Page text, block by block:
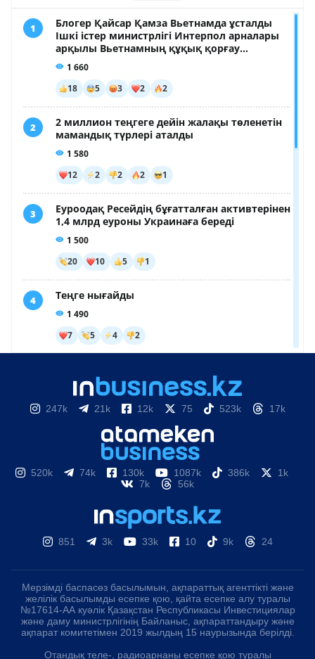
247k 21k 12k 75 523k 17k
520k 74k 130k 1087k 386k
1k
7k
56k
851 3k 33k 10 9k 24
Мерзімді баспасөз басылымын, ақпараттық агенттікті және
желілік басылымды есепке қою, қайта есепке алу туралы
№17614-АА куәлік Қазақстан Республикасы Инвестициялар
және даму министрлігінің Байланыс, ақпараттандыру және
ақпарат комитетімен 2019 жылдың 15 наурызында берілді.
Отандық теле-, радиоарнаны есепке қою туралы